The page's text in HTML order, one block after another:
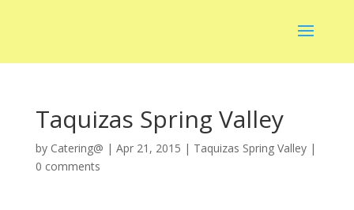
Taquizas Spring Valley
by Catering@ | Apr 21, 2015 | Taquizas Spring Valley|
0 comments